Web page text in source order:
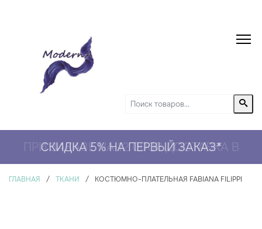
ПРИ ЗАКАЗЕ НА 12 000₽ ДОСТАВКА В
ПОДАРОК*
СКИДКА 5% НА ПЕРВЫЙ ЗАКАЗ*
ГЛАВНАЯ / ТКАНИ / КОСТЮМНО-ПЛАТЕЛЬНАЯ FABIANA FILIPPI